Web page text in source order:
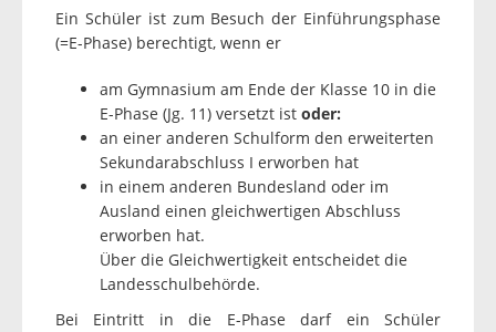
Ein Schüler ist zum Besuch der Einführungsphase
(=E-Phase) berechtigt, wenn er
am Gymnasium am Ende der Klasse 10 in die
E-Phase (Jg. 11) versetzt ist oder:
an einer anderen Schulform den erweiterten
Sekundarabschluss I erworben hat
in einem anderen Bundesland oder im
Ausland einen gleichwertigen Abschluss
erworben hat.
Über die Gleichwertigkeit entscheidet die
Landesschulbehörde.
Bei Eintritt in die E-Phase darf ein Schüler